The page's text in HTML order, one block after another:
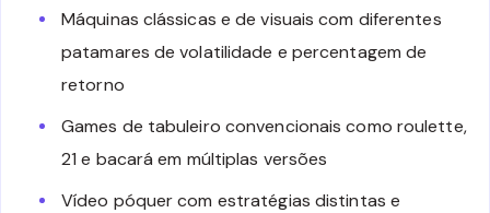
Máquinas clássicas e de visuais com diferentes
patamares de volatilidade e percentagem de
retorno
Games de tabuleiro convencionais como roulette,
21 e bacará em múltiplas versões
Vídeo póquer com estratégias distintas e